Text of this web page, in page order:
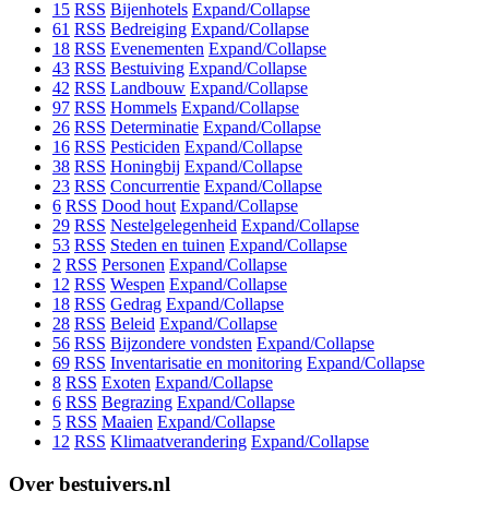
15 RSS Bijenhotels Expand/Collapse
61 RSS Bedreiging Expand/Collapse
18 RSS Evenementen Expand/Collapse
43 RSS Bestuiving Expand/Collapse
42 RSS Landbouw Expand/Collapse
97 RSS Hommels Expand/Collapse
26 RSS Determinatie Expand/Collapse
16 RSS Pesticiden Expand/Collapse
38 RSS Honingbij Expand/Collapse
23 RSS Concurrentie Expand/Collapse
6 RSS Dood hout Expand/Collapse
29 RSS Nestelgelegenheid Expand/Collapse
53 RSS Steden en tuinen Expand/Collapse
2 RSS Personen Expand/Collapse
12 RSS Wespen Expand/Collapse
18 RSS Gedrag Expand/Collapse
28 RSS Beleid Expand/Collapse
56 RSS Bijzondere vondsten Expand/Collapse
69 RSS Inventarisatie en monitoring Expand/Collapse
8 RSS Exoten Expand/Collapse
6 RSS Begrazing Expand/Collapse
5 RSS Maaien Expand/Collapse
12 RSS Klimaatverandering Expand/Collapse
Over bestuivers.nl